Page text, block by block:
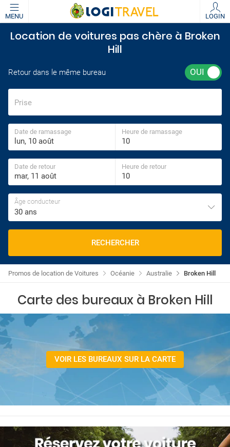
MENU LOGIN
Location de voitures pas chère à Broken
Hill
Retour dans le même bureau
Prise
Date de ramassage Heure de ramassage
Date de retour Heure de retour
Âge conducteur
30 ans
RECHERCHER
Broken Hill
Australie
Océanie
Promos de location de Voitures
Carte des bureaux à Broken Hill
VOIR LES BUREAUX SUR LA CARTE